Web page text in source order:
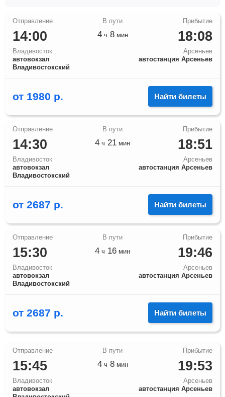
14:00
Владивосток
автовокзал
Владивостокский
18:08
Арсеньев
автостанция Арсеньев
4ч 8мин
от 1980 р. Найти билеты
14:30
Владивосток
автовокзал
Владивостокский
18:51
Арсеньев
автостанция Арсеньев
4 ч 21 мин
от 2687 р. Найти билеты
15:30
Владивосток
автовокзал
Владивостокский
19:46
Арсеньев
автостанция Арсеньев
4 ч 16 мин
от 2687 р. Найти билеты
15:45
Владивосток
автовокзал
19:53
Арсеньев
автостанция Арсеньев
4ч 8мин